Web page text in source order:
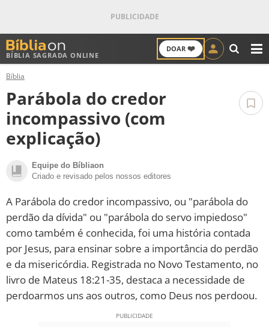
BÍBLIA SAGRADA ONLINE
DOAR ❤️
ANTIGO TESTAMENTO
NOVO TESTAMENTO
VERSÍCULOS
VERSÍCULO DO DIA
PALAVRA DO DIA
SALMO DO DIA
DEVOCIONAL DIÁRIO
10 MANDAMENTOS
Bíblia
Parábola do credor
incompassivo (com
explicação)
Equipe do Bíbliaon
Criado e revisado pelos nossos editores
A Parábola do credor incompassivo, ou "parábola do
perdão da dívida" ou "parábola do servo impiedoso"
como também é conhecida, foi uma história contada
por Jesus, para ensinar sobre a importância do perdão
e da misericórdia. Registrada no Novo Testamento, no
livro de Mateus 18:21-35, destaca a necessidade de
perdoarmos uns aos outros, como Deus nos perdoou.